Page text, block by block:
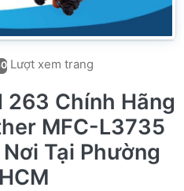
Lượt xem trang
263 Chính Hãng
MFC-L3735
Tại Phường